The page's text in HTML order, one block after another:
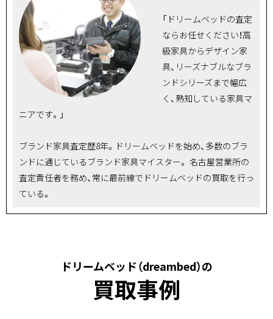
「ドリームベッドの査定
ならお任せください！高
級家具からデザイン家
具、リーズナブルなブラ
ンドシリーズまで幅広
く、熟知している家具マ
ニアです。」
ブランド家具査定歴8年。ドリームベッドを始め、多数のブラ
ンドに通じているブランド家具マイスター。 名古屋営業所の
査定責任者を務め、常に最前線でドリームベッドの買取を行っ
ている。
ドリームベッド（dreambed）の
買取事例